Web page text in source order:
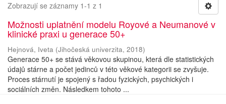
Zobrazují se záznamy 1-1 z 1
Možnosti uplatnění modelu Royové a Neumanové v
klinické praxi u generace 50+
Hejnová, Iveta (Jihočeská univerzita, 2018)
Generace 50+ se stává věkovou skupinou, která dle statistických
údajů stárne a počet jedinců v této věkové kategorii se zvyšuje.
Proces stárnutí je spojený s řadou fyzických, psychických i
sociálních změn. Následkem tohoto ...